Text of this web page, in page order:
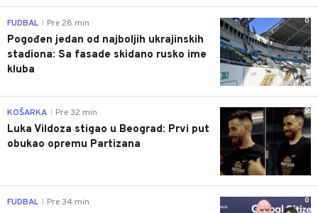
0
FUDBAL Pre 28 min
Pogođen jedan od najboljih ukrajinskih
stadiona: Sa fasade skidano rusko ime
kluba
0
KOŠARKA Pre 32 min
Luka Vildoza stigao u Beograd: Prvi put
obukao opremu Partizana
0
FUDBAL Pre 34 min